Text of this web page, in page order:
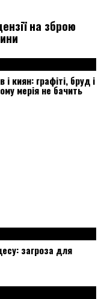
на зброю
і киян: графіті, бруд і
мерія не бачить
загроза для